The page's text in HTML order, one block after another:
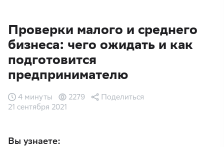
Проверки малого и среднего
бизнеса: чего ожидать и как
подготовится
предпринимателю
21 сентября 2021
4 минуты 2279 Поделиться
Вы узнаете: